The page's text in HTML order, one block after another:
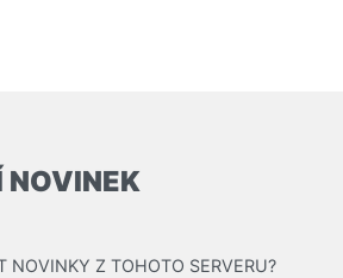
NOVINEK
NOVINKY Z TOHOTO SERVERU?